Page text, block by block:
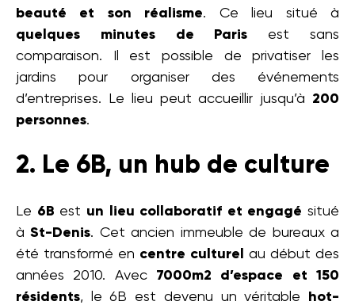
beauté et son réalisme. Ce lieu situé à
quelques minutes de Paris est sans
comparaison. Il est possible de privatiser les
jardins pour organiser des événements
d’entreprises. Le lieu peut accueillir jusqu’à 200
personnes.
2. Le 6B, un hub de culture
Le 6B est un lieu collaboratif et engagé situé
àSt-Denis. Cet ancien immeuble de bureaux a
été transformé en centre culturel
au début des
années 2010. Avec7000m2 d’espace et 150
résidents, le 6B est devenu un véritable
hot-